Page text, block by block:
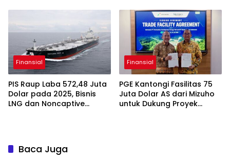
Excellence Awards 2026
Finansial
PIS Raup Laba 572,48 Juta
Dolar pada 2025, Bisnis
LNG dan Noncaptive
Finansial
PGE Kantongi Fasilitas 75
Juta Dolar AS dari Mizuho
untuk Dukung Proyek
Baca Juga